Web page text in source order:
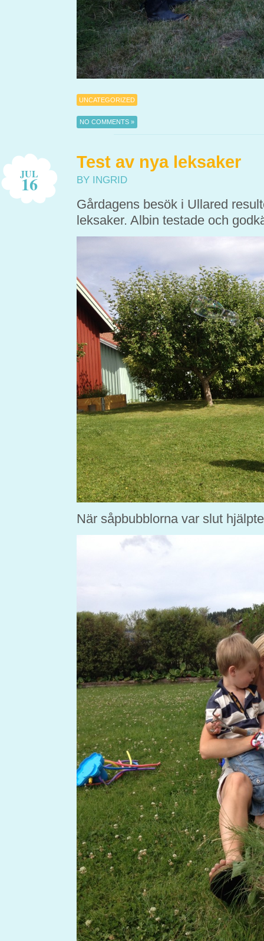
UNCATEGORIZED
NO COMMENTS »
JUL
16
Test av nya leksaker
BY INGRID
Gårdagens besök i Ullared
leksaker. Albin testade och
När såpbubblorna var slut